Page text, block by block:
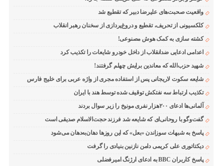
واقعیت صحبت‌های علیرضا دبیر که تقطیع شد
کلکسیونی از تحریف، تقطیع و دروغ‌پردازی از سخنان رهبر انقلاب
کشته سازی به کمک هوش مصنوعی!
اعدامی ادعایی ضدانقلاب از داخل خودرو شایعات را تکذیب کرد
شهید حزب‌الله که معاندین برایش چهلم گرفتند!
شایعه سکوت لاریجانی پس از استفاده مجری از واژه عربی برای خلیج فارس
تکذیب ارتباط سه نفتکش توقیف شده توسط هند با ایران
آلمانی‌ها ادعای ۲۰۰هزار نفری مونیخ را زیر سوال بردند
گفت‌وگو با روحانی‌ای که شایعه شد فرزند حجت‌الاسلام صدیقی است
پاسخ به شبهات سوزاندن «بعل» که این روزها دهان‌به‌دهان می‌شود
دیکتاتوری علی کریمی دامن نازنین بنیادی را گرفت
پاسخ کاربران BBC به ادعای ارژنگ امیرفضلی